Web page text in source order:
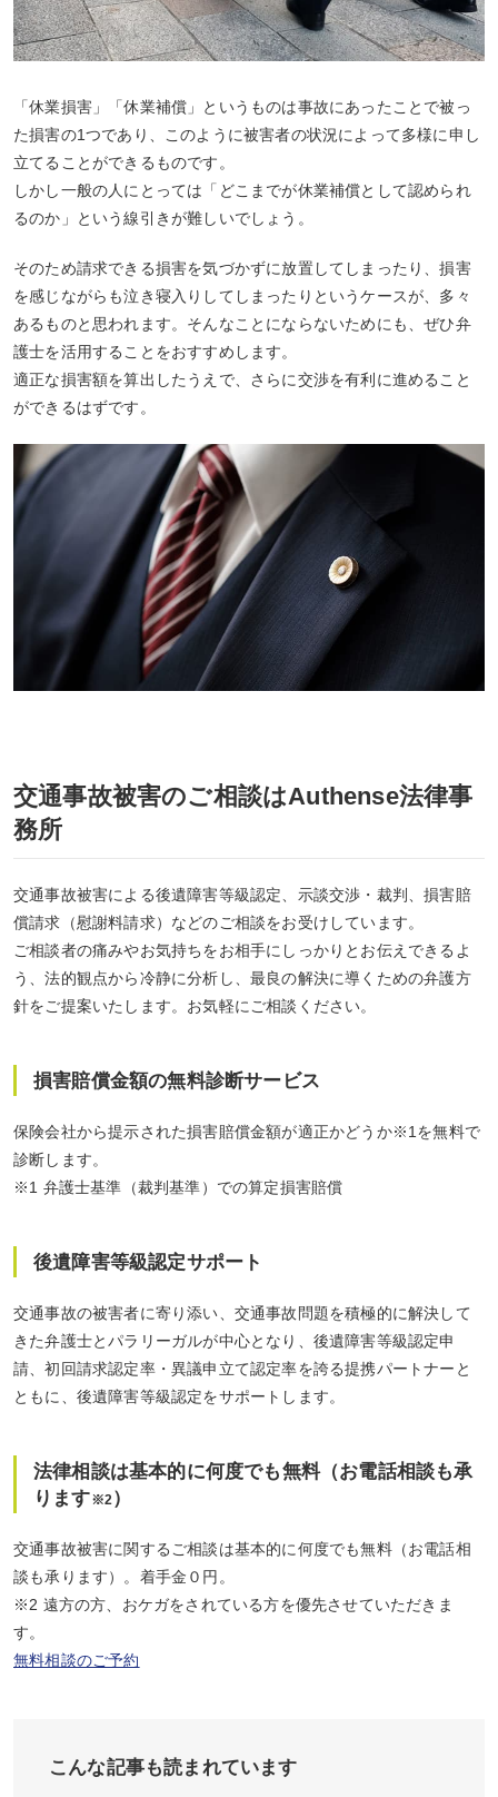
「休業損害」「休業補償」というものは事故にあったことで被っ
た損害の1つであり、このように被害者の状況によって多様に申し
立てることができるものです。
しかし一般の人にとっては「どこまでが休業補償として認められ
るのか」という線引きが難しいでしょう。
そのため請求できる損害を気づかずに放置してしまったり、損害
を感じながらも泣き寝入りしてしまったりというケースが、多々
あるものと思われます。そんなことにならないためにも、ぜひ弁
護士を活用することをおすすめします。
適正な損害額を算出したうえで、さらに交渉を有利に進めること
ができるはずです。
交通事故被害のご相談はAuthense法律事
務所
交通事故被害による後遺障害等級認定、示談交渉・裁判、損害賠
償請求（慰謝料請求）などのご相談をお受けしています。
ご相談者の痛みやお気持ちをお相手にしっかりとお伝えできるよ
う、法的観点から冷静に分析し、最良の解決に導くための弁護方
針をご提案いたします。お気軽にご相談ください。
損害賠償金額の無料診断サービス
保険会社から提示された損害賠償金額が適正かどうか※1を無料で
診断します。
※1 弁護士基準（裁判基準）での算定損害賠償
後遺障害等級認定サポート
交通事故の被害者に寄り添い、交通事故問題を積極的に解決して
きた弁護士とパラリーガルが中心となり、後遺障害等級認定申
請、初回請求認定率・異議申立て認定率を誇る提携パートナーと
ともに、後遺障害等級認定をサポートします。
法律相談は基本的に何度でも無料（お電話相談も承
ります※2）
交通事故被害に関するご相談は基本的に何度でも無料（お電話相
談も承ります）。着手金０円。
※2 遠方の方、おケガをされている方を優先させていただきま
す。
無料相談のご予約
こんな記事も読まれています